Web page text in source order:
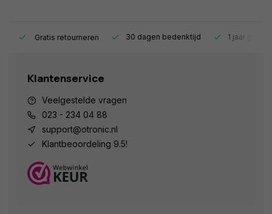
Gratis retourneren 30 dagen bedenktijd 1 jaar
Klantenservice
Veelgestelde vragen
023 - 234 04 88
support@otronic.nl
Klantbeoordeling 9.5!